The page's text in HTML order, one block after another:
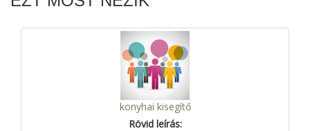
konyhai kisegítő
Rövid leírás: